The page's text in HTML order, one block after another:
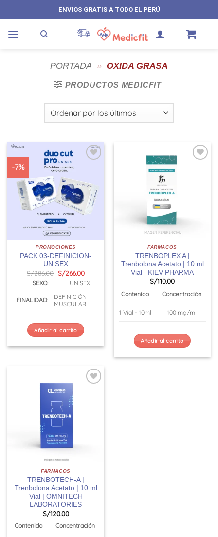
al
contenido
ENVIOS GRATIS A TODO EL PERÚ
PORTADA » OXIDA GRASA
PRODUCTOS MEDICFIT
-7%
PROMOCIONES
PACK 03-DEFINICION-
UNISEX
S/286.00 El
precio
original
S/286.00.
S/266.00El
actual
S/266.00.
SEXO: UNISEX
FINALIDAD:
DEFINICIÓN
MUSCULAR
Añadir al carrito
FARMACOS
TRENBOPLEX A |
Trenbolona Acetato | 10 ml
Vial | KIEV PHARMA
S/110.00
Contenido Concentración
1 Vial - 10ml 100 mg/ml
Añadir al carrito
FARMACOS
TRENBOTECH-A |
Trenbolona Acetato | 10 ml
Vial | OMNITECH
LABORATORIES
S/120.00
Contenido Concentración